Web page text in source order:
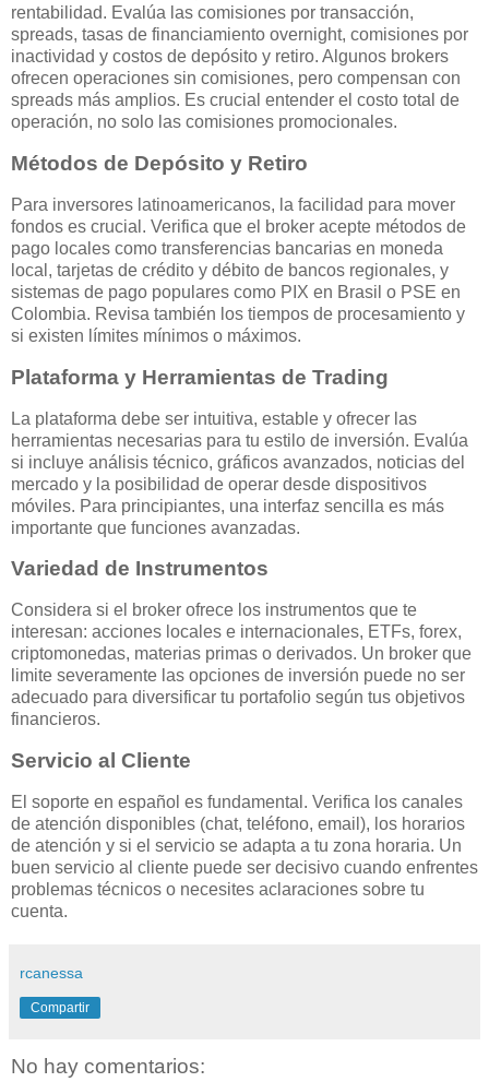
rentabilidad. Evalúa las comisiones por transacción,
spreads, tasas de financiamiento overnight, comisiones por
inactividad y costos de depósito y retiro. Algunos brokers
ofrecen operaciones sin comisiones, pero compensan con
spreads más amplios. Es crucial entender el costo total de
operación, no solo las comisiones promocionales.
Métodos de Depósito y Retiro
Para inversores latinoamericanos, la facilidad para mover
fondos es crucial. Verifica que el broker acepte métodos de
pago locales como transferencias bancarias en moneda
local, tarjetas de crédito y débito de bancos regionales, y
sistemas de pago populares como PIX en Brasil o PSE en
Colombia. Revisa también los tiempos de procesamiento y
si existen límites mínimos o máximos.
Plataforma y Herramientas de Trading
La plataforma debe ser intuitiva, estable y ofrecer las
herramientas necesarias para tu estilo de inversión. Evalúa
si incluye análisis técnico, gráficos avanzados, noticias del
mercado y la posibilidad de operar desde dispositivos
móviles. Para principiantes, una interfaz sencilla es más
importante que funciones avanzadas.
Variedad de Instrumentos
Considera si el broker ofrece los instrumentos que te
interesan: acciones locales e internacionales, ETFs, forex,
criptomonedas, materias primas o derivados. Un broker que
limite severamente las opciones de inversión puede no ser
adecuado para diversificar tu portafolio según tus objetivos
financieros.
Servicio al Cliente
El soporte en español es fundamental. Verifica los canales
de atención disponibles (chat, teléfono, email), los horarios
de atención y si el servicio se adapta a tu zona horaria. Un
buen servicio al cliente puede ser decisivo cuando enfrentes
problemas técnicos o necesites aclaraciones sobre tu
cuenta.
rcanessa
Compartir
No hay comentarios: